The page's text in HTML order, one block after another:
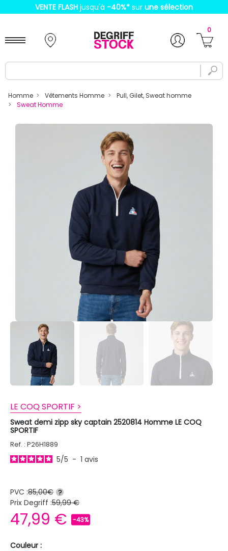
VENTE FLASH jusqu'à -40%* sur une sélection
0
Homme Vêtements Homme
Pull, Gilet, Sweat homme
Sweat Homme
LE COQ SPORTIF >
Sweat demi zipp sky captain 2520814 Homme LE COQ
SPORTIF
Ref. : P26H1889
5/5 - 1 avis
PVC :85,00€ ?
Prix Degriff :59,99 €
47,99 € -43%
Couleur :